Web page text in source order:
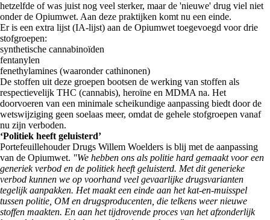
hetzelfde of was juist nog veel sterker, maar de 'nieuwe' drug viel niet
onder de Opiumwet. Aan deze praktijken komt nu een einde.
Er is een extra lijst (IA-lijst) aan de Opiumwet toegevoegd voor drie
stofgroepen:
synthetische cannabinoïden
fentanylen
fenethylamines (waaronder cathinonen)
De stoffen uit deze groepen bootsen de werking van stoffen als
respectievelijk THC (cannabis), heroïne en MDMA na. Het
doorvoeren van een minimale scheikundige aanpassing biedt door de
wetswijziging geen soelaas meer, omdat de gehele stofgroepen vanaf
nu zijn verboden.
‘Politiek heeft geluisterd’
Portefeuillehouder Drugs Willem Woelders is blij met de aanpassing
van de Opiumwet. "We hebben ons als politie hard gemaakt voor een
generiek verbod en de politiek heeft geluisterd. Met dit generieke
verbod kunnen we op voorhand veel gevaarlijke drugsvarianten
tegelijk aanpakken. Het maakt een einde aan het kat-en-muisspel
tussen politie, OM en drugsproducenten, die telkens weer nieuwe
stoffen maakten. En aan het tijdrovende proces van het afzonderlijk